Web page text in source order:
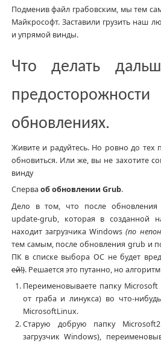
Подменив файл грабовским, мы тем
Майкрософт. Заставили грузить наш
и упрямой винды.
Что делать
обновлениях.
Живите и радуйтесь. Но ровно до тех
обновиться. Или же, вы не захотите
винду
Сперва об обновлении Grub.
Дело в том, что после обновления
update-grub, которая в созданной
находит загрузчика Windows(по
тем самым, после обновления grub и
ПК в списке выбора ОС не будет
ей!). Решается это путанно, но
Переименовываете папку
от граба и линукса) во что-
MicrosoftLinux.
Старую добрую папку
загрузчик Windows),